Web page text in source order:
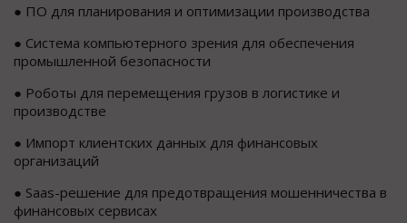
● ПО для планирования и оптимизации производства
● Система компьютерного зрения для обеспечения
промышленной безопасности
● Роботы для перемещения грузов в логистике и
производстве
● Импорт клиентских данных для финансовых
организаций
● Saas-решение для предотвращения мошенничества в
финансовых сервисах